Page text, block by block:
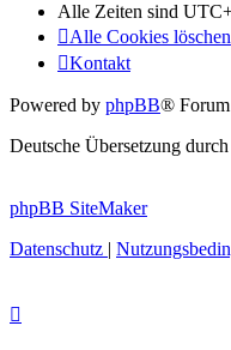
Alle Zeiten sind
Alle Cookies löschen
Kontakt
Powered by phpBB®
Deutsche Übersetzung durch
phpBB SiteMaker
Datenschutz |